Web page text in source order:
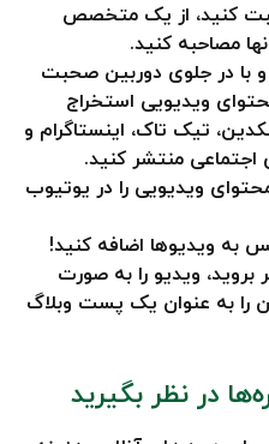
ثبت کنید، از یک متخصص
مصاحبه کنید.
با در جلوی دوربین صحبت
ویدیویی استخراج
تیک تاک، اینستاگرام و
اجتماعی منتشر کنید.
ویدیویی را در یوتیوب
به ویدیوها اضافه کنید!
ویدیو را به صورت
را به عنوان یک پست وبلاگ
در نظر بگیرید